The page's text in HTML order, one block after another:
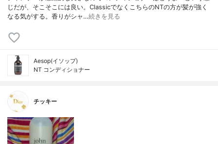
じだが、そこそこには良い。ClassicでなくこちらのNTの方が髪が強く
なる気がする。香りがシャ…続きを見る
Aesop(イソップ)
NT コンディショナー
チッキー